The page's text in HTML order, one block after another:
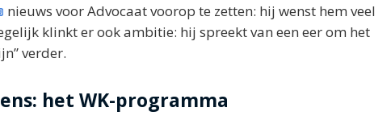
nieuws voor Advocaat voorop te zetten: hij wenst hem veel
klinkt er ook ambitie: hij spreekt van een eer om het
verder.
het WK-programma